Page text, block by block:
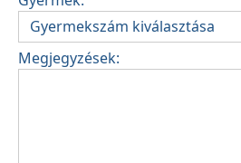
Megjegyzések: